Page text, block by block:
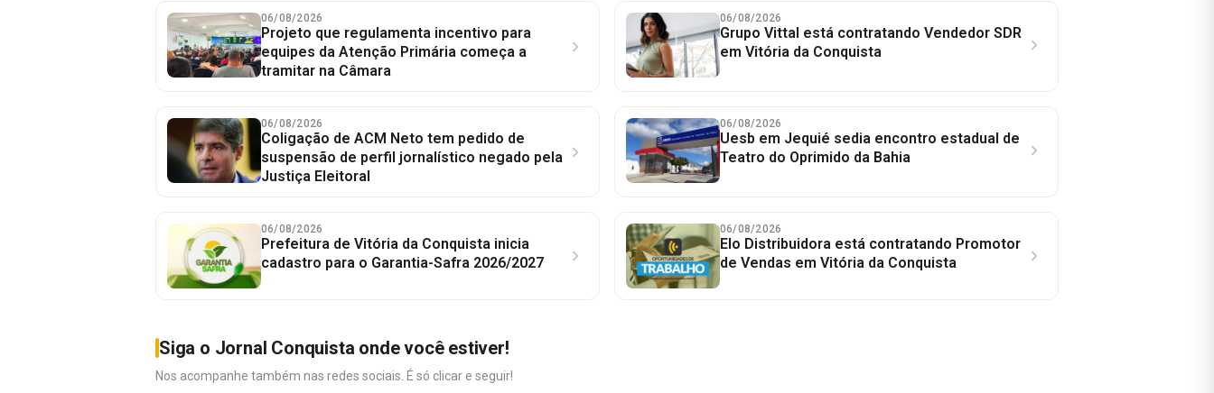
06/08/2026
Projeto que regulamenta incentivo para
equipes da Atenção Primária começa a
tramitar na Câmara
06/08/2026
Grupo Vittal está contratando Vendedor SDR
em Vitória da Conquista
06/08/2026
Coligação de ACM Neto tem pedido de
suspensão de perfil jornalístico negado pela
Justiça Eleitoral
06/08/2026
Uesb em Jequié sedia encontro estadual de
Teatro do Oprimido da Bahia
06/08/2026
Prefeitura de Vitória da Conquista inicia
cadastro para o Garantia-Safra 2026/2027
06/08/2026
Elo Distribuidora está contratando Promotor
de Vendas em Vitória da Conquista
Siga o Jornal Conquista onde você estiver!
Nos acompanhe também nas redes sociais. É só clicar e seguir!